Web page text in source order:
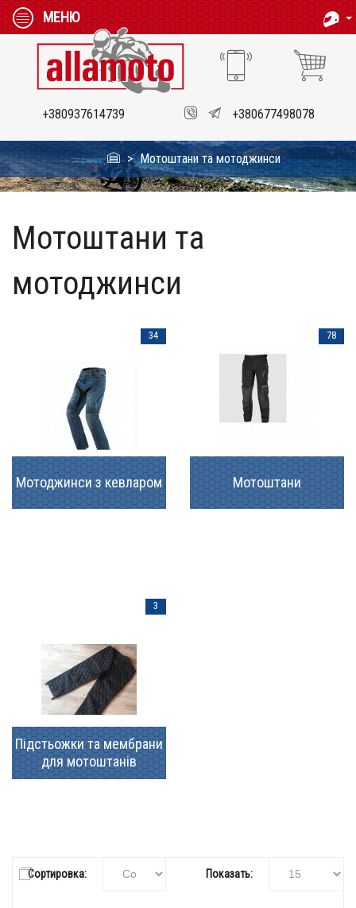
МЕНЮ
+380937614739 +380677498078
Мотоштани та мотоджинси
Мотоштани та
мотоджинси
Мотоджинси з кевларом
34
Мотоштани
78
Підстьожки та мембрани
для мотоштанів
3
Сортировка: Показать: